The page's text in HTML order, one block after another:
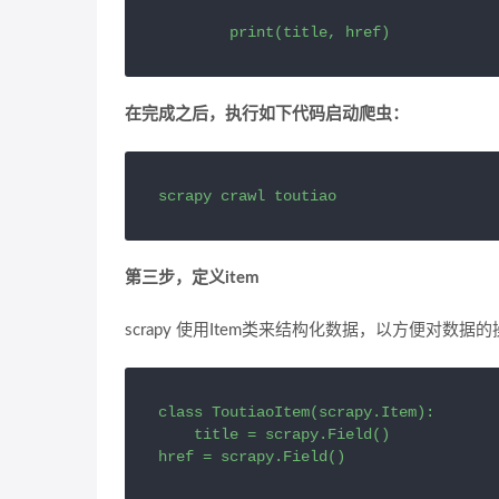
print(title, href)
在完成之后，执行如下代码启动爬虫：
scrapy crawl toutiao
第三步，定义item
scrapy 使用Item类来结构化数据，以方便对数据的
class ToutiaoItem(scrapy.Item):
title = scrapy.Field()
href = scrapy.Field()